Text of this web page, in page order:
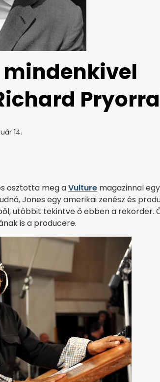
14.
osztotta meg aVulture magazinnal egy
Jones egy amerikai zenész és
utóbbit tekintve ő ebben a rekorder.
is a producere.